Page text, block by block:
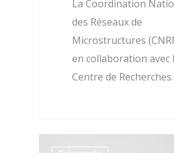
La Coordination
des Réseaux de
Microstructures
en collaboration avec
Centre de